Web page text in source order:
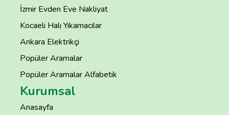
İzmir Evden Eve Nakliyat
Kocaeli Halı Yıkamacılar
Ankara Elektrikçi
Popüler Aramalar
Popüler Aramalar Alfabetik
Kurumsal
Anasayfa